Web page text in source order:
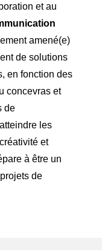
et au
amené(e)
de solutions
en fonction des
concevras et
de
les
et
à être un
de